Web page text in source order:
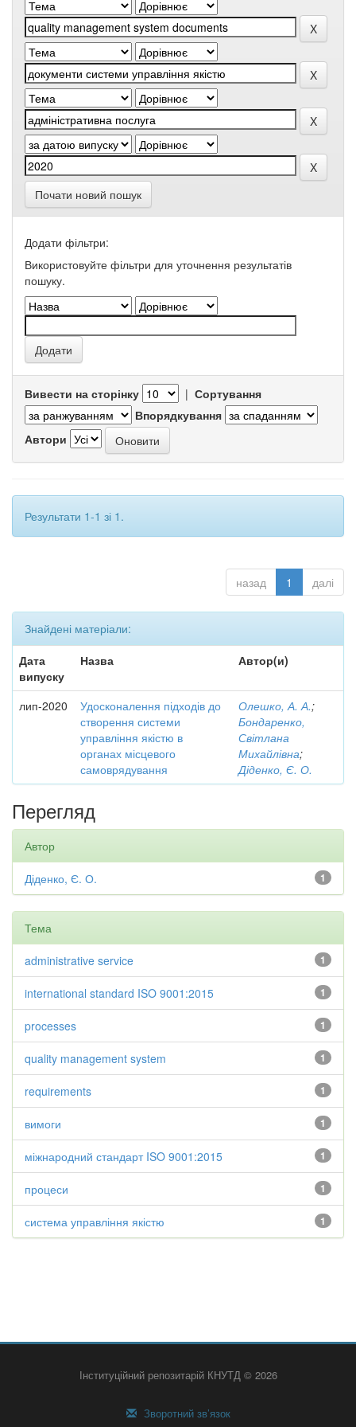
Почати новий пошук
Додати фільтри:
Використовуйте фільтри для уточнення результатів
пошуку.
Вивести на сторінку | Сортування
Впорядкування
Автори
Результати 1-1 зі 1.
назад 1 далі
Знайдені матеріали:
Дата
випуску
Назва Автор(и)
лип-2020
Удосконалення підходів до
створення системи
управління якістю в
органах місцевого
самоврядування
Олешко, А. А.;
Бондаренко,
Світлана
Михайлівна;
Діденко, Є. О.
Перегляд
Автор
1
Діденко, Є. О.
Тема
1
administrative service
1
international standard ISO 9001:2015
1
processes
1
quality management system
1
requirements
1
вимоги
1
міжнародний стандарт ISO 9001:2015
1
процеси
1
система управління якістю
Інституційний репозитарій КНУТД © 2026
Зворотний зв’язок